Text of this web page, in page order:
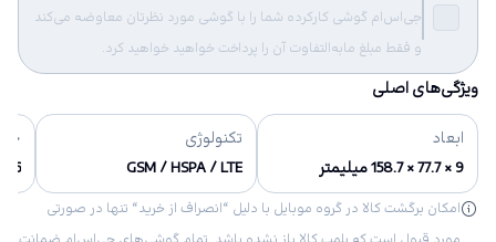
جی‌اس‌ام گوشی کارکرده شما را با گوشی مورد نظرتان معاوضه می‌کند
و فقط مبلغ مابه‌التفاوت آن را پرداخت خواهید خواهید کرد.
ویژگی‌های اصلی
ابعاد
9 × 77.7 × 158.7 میلیمتر
تکنولوژی
GSM / HSPA / LTE
32/
امکان برگشت کالا در گروه موبایل با دلیل “انصراف از خرید“ تنها در صورتی